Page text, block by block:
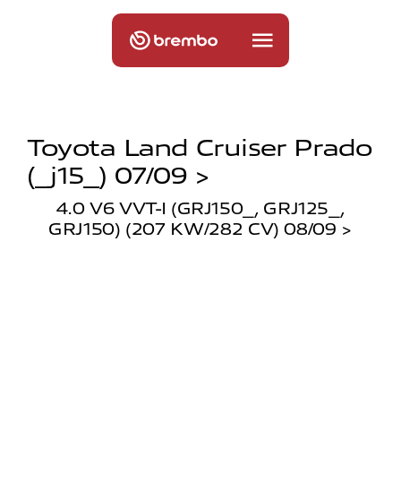
Toyota Land Cruiser Prado
(_j15_) 07/09 >
4.0 V6 VVT-I (GRJ150_, GRJ125_,
GRJ150) (207 KW/282 CV) 08/09 >